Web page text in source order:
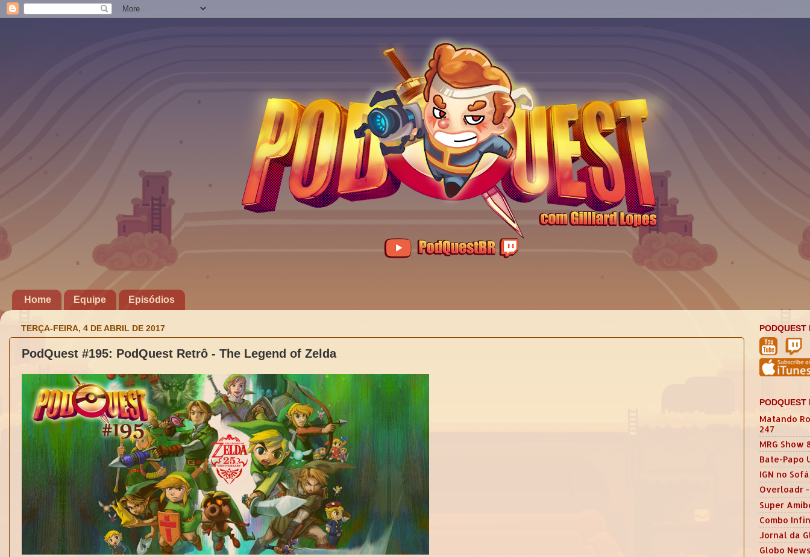
Home Equipe Episódios
TERÇA-FEIRA, 4 DE ABRIL DE 2017
PodQuest #195: PodQuest Retrô - The Legend of Zelda
PODQUEST
PODQUEST
Matando
247
MRG Show
Bate-Papo
IGN no Sofá
Overloadr
Super
Combo
Jornal da
Globo